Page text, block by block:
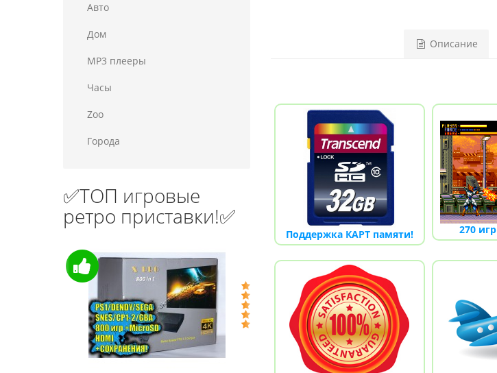
Авто
Дом
MP3 плееры
Часы
Zoo
Города
✅ТОП игровые
ретро приставки!✅
Описание
Поддержка КАРТ памяти!
270